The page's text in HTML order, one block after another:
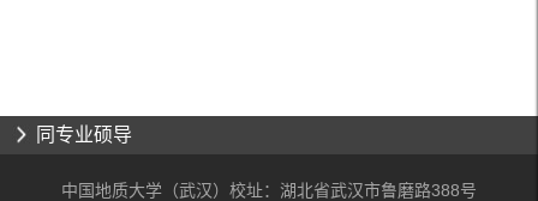
同专业硕导
中国地质大学（武汉）校址：湖北省武汉市鲁磨路388号